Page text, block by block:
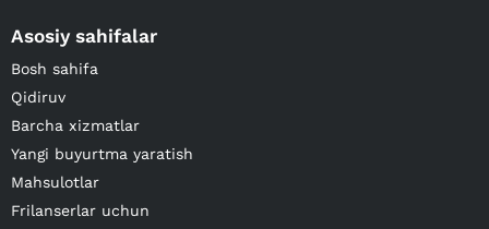
Asosiy sahifalar
Bosh sahifa
Qidiruv
Barcha xizmatlar
Yangi buyurtma yaratish
Mahsulotlar
Frilanserlar uchun